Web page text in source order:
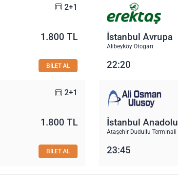
2+1
1.800 TL
BİLET AL
İstanbul Avrupa
Alibeyköy Otogarı
22:20
2+1
1.800 TL
BİLET AL
İstanbul Anadolu
Ataşehir Dudullu Terminali
23:45